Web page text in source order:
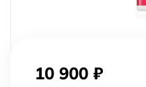
10 900 ₽